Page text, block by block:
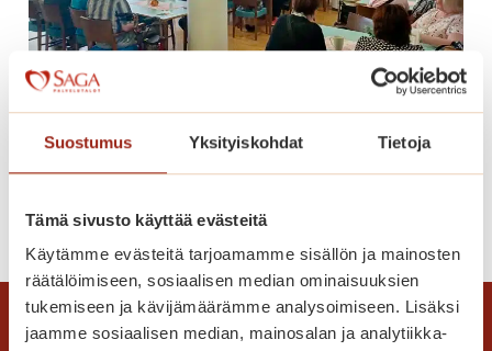
Suostumus Yksityiskohdat Tietoja
Tämä sivusto käyttää evästeitä
Käytämme evästeitä tarjoamamme sisällön ja mainosten
räätälöimiseen, sosiaalisen median ominaisuuksien
tukemiseen ja kävijämäärämme analysoimiseen. Lisäksi
jaamme sosiaalisen median, mainosalan ja analytiikka-
i
k
i
i
l
v
e
l
Tango hurmasi yleisön
n
g
o